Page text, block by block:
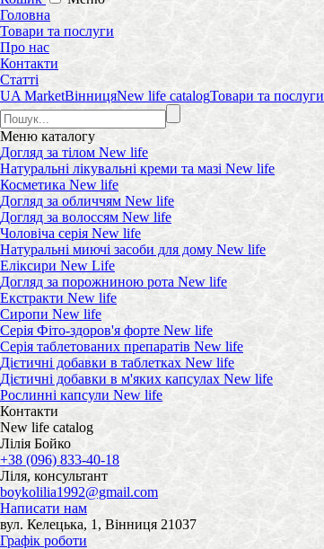
Головна
Товари та послуги
Про нас
Контакти
Статті
UA MarketВінницяNew life catalogТовари та послуги
Меню каталогу
Догляд за тілом New life
Натуральні лікувальні креми та мазі New life
Косметика New life
Догляд за обличчям New life
Догляд за волоссям New life
Чоловіча серія New life
Натуральні миючі засоби для дому New life
Еліксири New Life
Догляд за порожниною рота New life
Екстракти New life
Сиропи New life
Серія Фіто-здоров'я форте New life
Серія таблетованих препаратів New life
Дієтичні добавки в таблетках New life
Дієтичні добавки в м'яких капсулах New life
Рослинні капсули New life
Контакти
New life catalog
Лілія Бойко
+38 (096) 833-40-18
Ліля, консультант
boykolilia1992@gmail.com
Написати нам
вул. Келецька, 1, Вінниця 21037
Графік роботи